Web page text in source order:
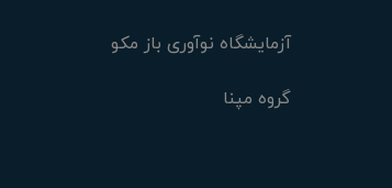
آزمایشگاه نوآوری باز مکو
گروه مپنا